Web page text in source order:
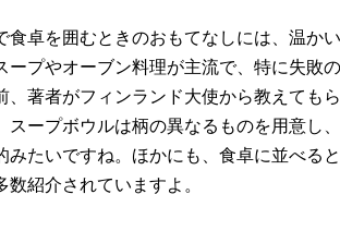
食卓を囲むときのおもてなしには、温か
ープやオーブン料理が主流で、特に失敗
、著者がフィンランド大使から教えても
スープボウルは柄の異なるものを用意し
みたいですね。ほかにも、食卓に並べる
数紹介されていますよ。